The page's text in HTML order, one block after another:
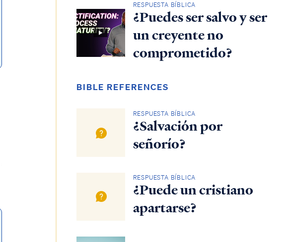
RESPUESTA BÍBLICA
¿Puedes ser salvo y ser
un creyente no
comprometido?
BIBLE REFERENCES
RESPUESTA BÍBLICA
¿Salvación por
señorío?
RESPUESTA BÍBLICA
¿Puede un cristiano
apartarse?